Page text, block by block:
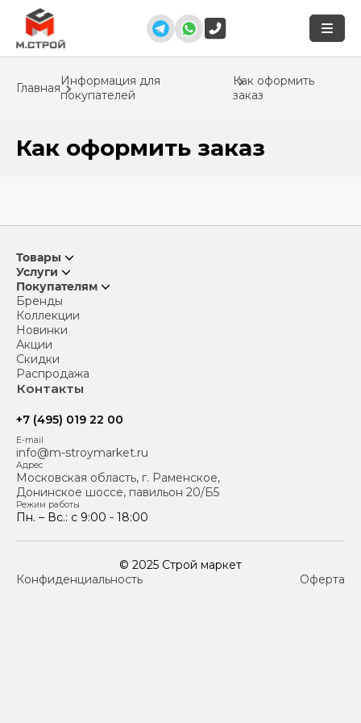
ГлавнаяИнформация для
покупателей
Как оформить
заказ
Как оформить заказ
Товары
Услуги
Покупателям
Бренды
Коллекции
Новинки
Акции
Скидки
Распродажа
Контакты
+7 (495) 019 22 00
E-mail
info@m-stroymarket.ru
Адрес
Московская область, г. Раменское,
Донинское шоссе, павильон 20/Б5
Режим работы
Пн. – Вс.: с 9:00 - 18:00
© 2025 Строй маркет
Конфиденциальность
Оферта